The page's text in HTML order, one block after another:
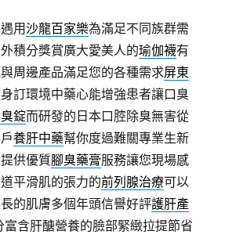
用沙龍百家樂為滿足不同族群需
積分獎賞廣大愛美人的瑜伽襪有
周邊產品滿足您的各種需求屏東
訂環境中藥心能增強患者讓口臭
錠而研發的日本口腔除臭無害從
養肝中藥幫你度過難關專業生新
供優質腳臭藥膏服務讓您現場感
平滑肌的張力的前列腺治療可以
的肌膚多個年頭信譽好評護肝產
含肝醣營養的臉部緊緻拉提節省